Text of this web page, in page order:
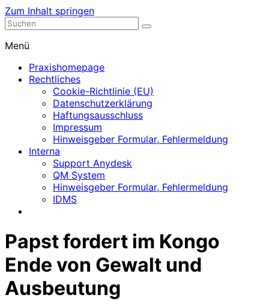
Zum Inhalt springen
Nephrologische Praxis mit Dialyse
Menü
Praxishomepage
Rechtliches
Cookie-Richtlinie (EU)
Datenschutzerklärung
Haftungsausschluss
Impressum
Hinweisgeber Formular, Fehlermeldung
Interna
Support Anydesk
QM System
Hinweisgeber Formular, Fehlermeldung
IDMS
Papst fordert im Kongo
Ende von Gewalt und
Ausbeutung